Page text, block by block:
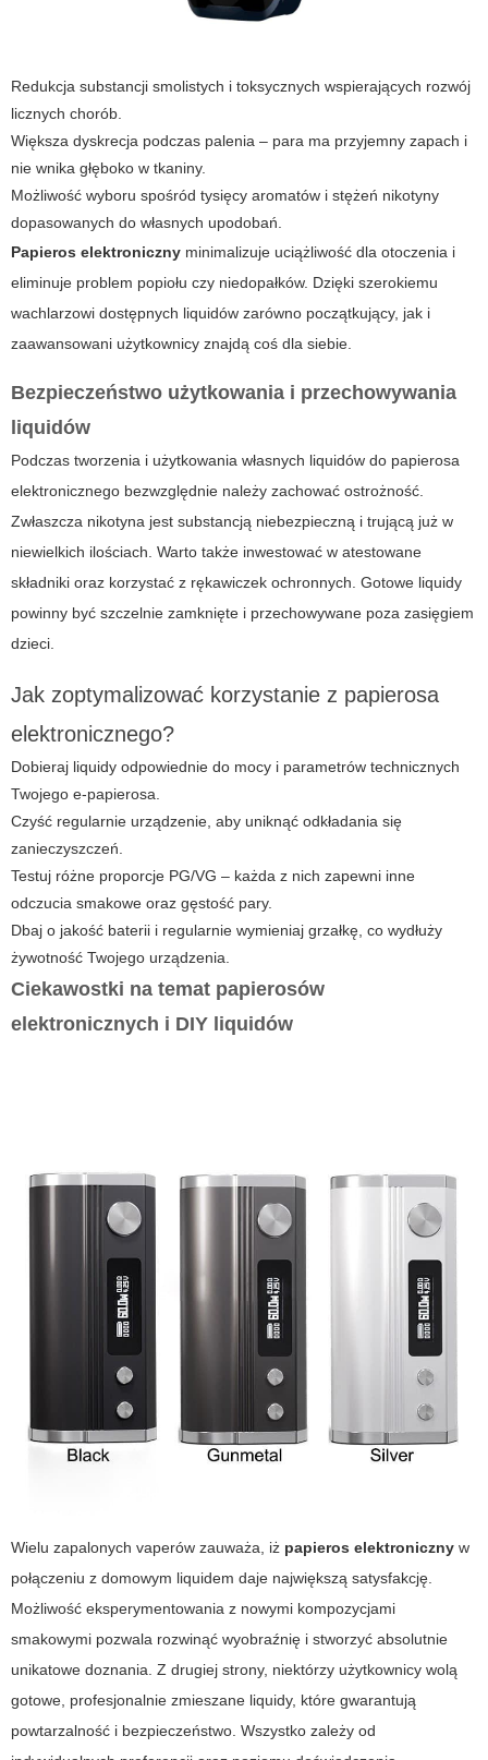
Redukcja substancji smolistych i toksycznych wspierających rozwój
licznych chorób.
Większa dyskrecja podczas palenia – para ma przyjemny zapach i
nie wnika głęboko w tkaniny.
Możliwość wyboru spośród tysięcy aromatów i stężeń nikotyny
dopasowanych do własnych upodobań.
Papieros elektroniczny minimalizuje uciążliwość dla otoczenia i
eliminuje problem popiołu czy niedopałków. Dzięki szerokiemu
wachlarzowi dostępnych liquidów zarówno początkujący, jak i
zaawansowani użytkownicy znajdą coś dla siebie.
Bezpieczeństwo użytkowania i przechowywania
liquidów
Podczas tworzenia i użytkowania własnych liquidów do papierosa
elektronicznego bezwzględnie należy zachować ostrożność.
Zwłaszcza nikotyna jest substancją niebezpieczną i trującą już w
niewielkich ilościach. Warto także inwestować w atestowane
składniki oraz korzystać z rękawiczek ochronnych. Gotowe liquidy
powinny być szczelnie zamknięte i przechowywane poza zasięgiem
dzieci.
Jak zoptymalizować korzystanie z papierosa
elektronicznego?
Dobieraj liquidy odpowiednie do mocy i parametrów technicznych
Twojego e-papierosa.
Czyść regularnie urządzenie, aby uniknąć odkładania się
zanieczyszczeń.
Testuj różne proporcje PG/VG – każda z nich zapewni inne
odczucia smakowe oraz gęstość pary.
Dbaj o jakość baterii i regularnie wymieniaj grzałkę, co wydłuży
żywotność Twojego urządzenia.
Ciekawostki na temat papierosów
elektronicznych i DIY liquidów
Wielu zapalonych vaperów zauważa, iż papieros elektroniczny w
połączeniu z domowym liquidem daje największą satysfakcję.
Możliwość eksperymentowania z nowymi kompozycjami
smakowymi pozwala rozwinąć wyobraźnię i stworzyć absolutnie
unikatowe doznania. Z drugiej strony, niektórzy użytkownicy wolą
gotowe, profesjonalnie zmieszane liquidy, które gwarantują
powtarzalność i bezpieczeństwo. Wszystko zależy od